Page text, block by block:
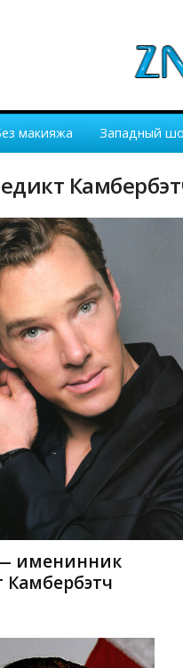
макияжа Западный
именинник
Камбербэтч